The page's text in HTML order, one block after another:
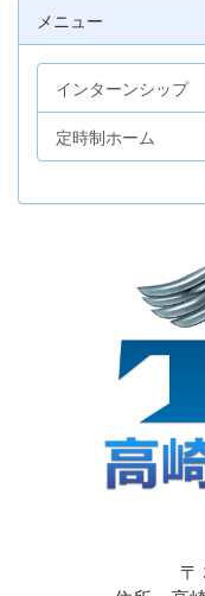
メニュー
インターンシップ
定時制ホーム
〒